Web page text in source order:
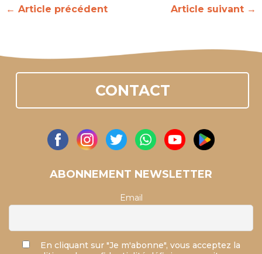
← Article précédent Article suivant →
CONTACT
ABONNEMENT NEWSLETTER
Email
En cliquant sur "Je m'abonne", vous acceptez la